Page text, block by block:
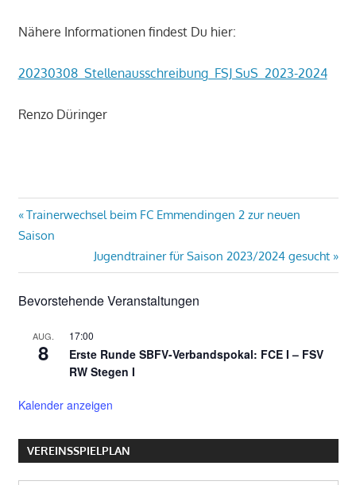
Nähere Informationen findest Du hier:
20230308_Stellenausschreibung_FSJ SuS_2023-2024
Renzo Düringer
Beitragsnavigation
Vorheriger
Beitrag:
Trainerwechsel beim FC Emmendingen 2 zur neuen
Saison
Nächster
Beitrag:
Jugendtrainer für Saison 2023/2024 gesucht
Bevorstehende Veranstaltungen
AUG.
8
17:00
Erste Runde SBFV-Verbandspokal: FCE I – FSV
RW Stegen I
Kalender anzeigen
VEREINSSPIELPLAN